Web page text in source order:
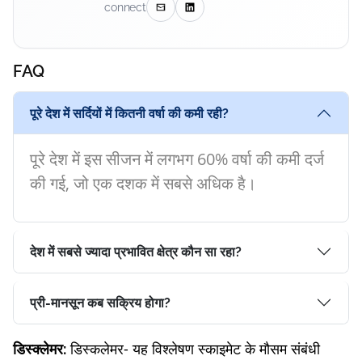
connect
FAQ
पूरे देश में सर्दियों में कितनी वर्षा की कमी रही?
पूरे देश में इस सीजन में लगभग 60% वर्षा की कमी दर्ज
की गई, जो एक दशक में सबसे अधिक है।
देश में सबसे ज्यादा प्रभावित क्षेत्र कौन सा रहा?
प्री-मानसून कब सक्रिय होगा?
डिस्क्लेमर:डिस्कलेमर- यह विश्लेषण स्काइमेट के मौसम संबंधी